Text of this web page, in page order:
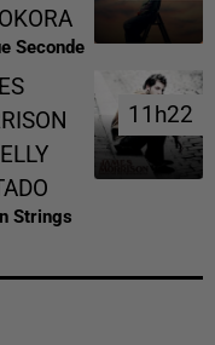
Seconde
Strings
11h22
11h22